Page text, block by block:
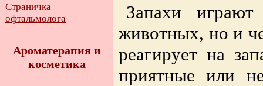
Страничка
офтальмолога
Ароматерапия и
косметика
Запахи
животных, но и
реагирует на
приятные или